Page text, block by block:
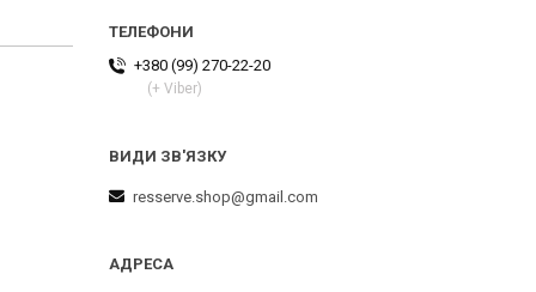
+380 (99) 270-22-20
(+ Viber)
resserve.shop@gmail.com